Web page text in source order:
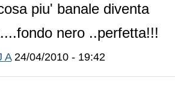
piu' banale diventa
nero ..perfetta!!!
A24/04/2010 - 19:42